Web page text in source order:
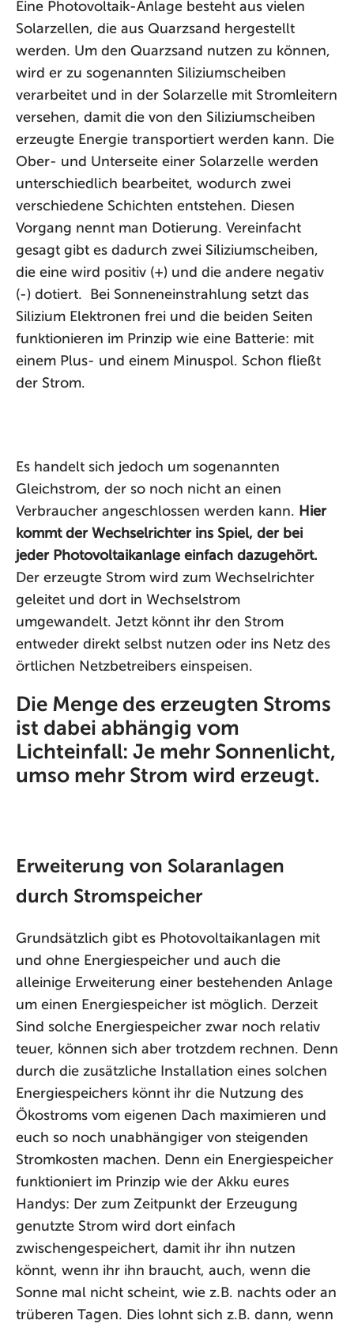
Eine Photovoltaik-Anlage besteht aus vielen
Solarzellen, die aus Quarzsand hergestellt
werden. Um den Quarzsand nutzen zu können,
wird er zu sogenannten Siliziumscheiben
verarbeitet und in der Solarzelle mit Stromleitern
versehen, damit die von den Siliziumscheiben
erzeugte Energie transportiert werden kann. Die
Ober- und Unterseite einer Solarzelle werden
unterschiedlich bearbeitet, wodurch zwei
verschiedene Schichten entstehen. Diesen
Vorgang nennt man Dotierung. Vereinfacht
gesagt gibt es dadurch zwei Siliziumscheiben,
die eine wird positiv (+) und die andere negativ
(-) dotiert. Bei Sonneneinstrahlung setzt das
Silizium Elektronen frei und die beiden Seiten
funktionieren im Prinzip wie eine Batterie: mit
einem Plus- und einem Minuspol. Schon fließt
der Strom.
Es handelt sich jedoch um sogenannten
Gleichstrom, der so noch nicht an einen
Verbraucher angeschlossen werden kann. Hier
kommt der Wechselrichter ins Spiel, der bei
jeder Photovoltaikanlage einfach dazugehört.
Der erzeugte Strom wird zum Wechselrichter
geleitet und dort in Wechselstrom
umgewandelt. Jetzt könnt ihr den Strom
entweder direkt selbst nutzen oder ins Netz des
örtlichen Netzbetreibers einspeisen.
Die Menge des erzeugten Stroms
ist dabei abhängig vom
Lichteinfall: Je mehr Sonnenlicht,
umso mehr Strom wird erzeugt.
Erweiterung von Solaranlagen
durch Stromspeicher
Grundsätzlich gibt es Photovoltaikanlagen mit
und ohne Energiespeicher und auch die
alleinige Erweiterung einer bestehenden Anlage
um einen Energiespeicher ist möglich. Derzeit
Sind solche Energiespeicher zwar noch relativ
teuer, können sich aber trotzdem rechnen. Denn
durch die zusätzliche Installation eines solchen
Energiespeichers könnt ihr die Nutzung des
Ökostroms vom eigenen Dach maximieren und
euch so noch unabhängiger von steigenden
Stromkosten machen. Denn ein Energiespeicher
funktioniert im Prinzip wie der Akku eures
Handys: Der zum Zeitpunkt der Erzeugung
genutzte Strom wird dort einfach
zwischengespeichert, damit ihr ihn nutzen
könnt, wenn ihr ihn braucht, auch, wenn die
Sonne mal nicht scheint, wie z.B. nachts oder an
trüberen Tagen. Dies lohnt sich z.B. dann, wenn